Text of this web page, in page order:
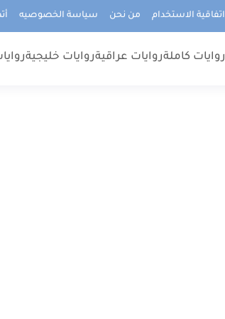
اتفاقية الاستخدام من نحن سياسة الخصوصيه
روايات كاملةروايات عراقيةروايات خليجية